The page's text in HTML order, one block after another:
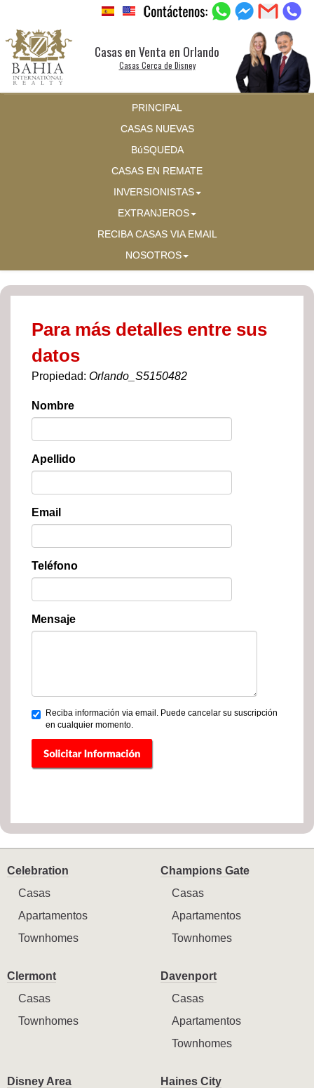
Casas en Venta en Orlando
Casas Cerca de Disney
PRINCIPAL
CASAS NUEVAS
BúSQUEDA
CASAS EN REMATE
INVERSIONISTAS
EXTRANJEROS
RECIBA CASAS VIA EMAIL
NOSOTROS
Para más detalles entre sus
datos
Propiedad: Orlando_S5150482
Nombre
Apellido
Email
Teléfono
Mensaje
Reciba información via email. Puede cancelar su suscripción
en cualquier momento.
Celebration
Casas
Apartamentos
Townhomes
Champions Gate
Casas
Apartamentos
Townhomes
Clermont
Casas
Townhomes
Davenport
Casas
Apartamentos
Townhomes
Disney Area
Haines City